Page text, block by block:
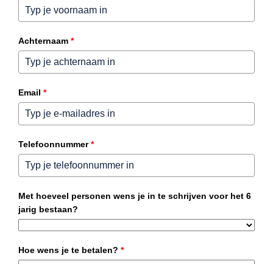
Achternaam *
Email *
Telefoonnummer*
Met hoeveel personen wens je in te schrijven voor het 6
jarig bestaan?
Hoe wens je te betalen? *